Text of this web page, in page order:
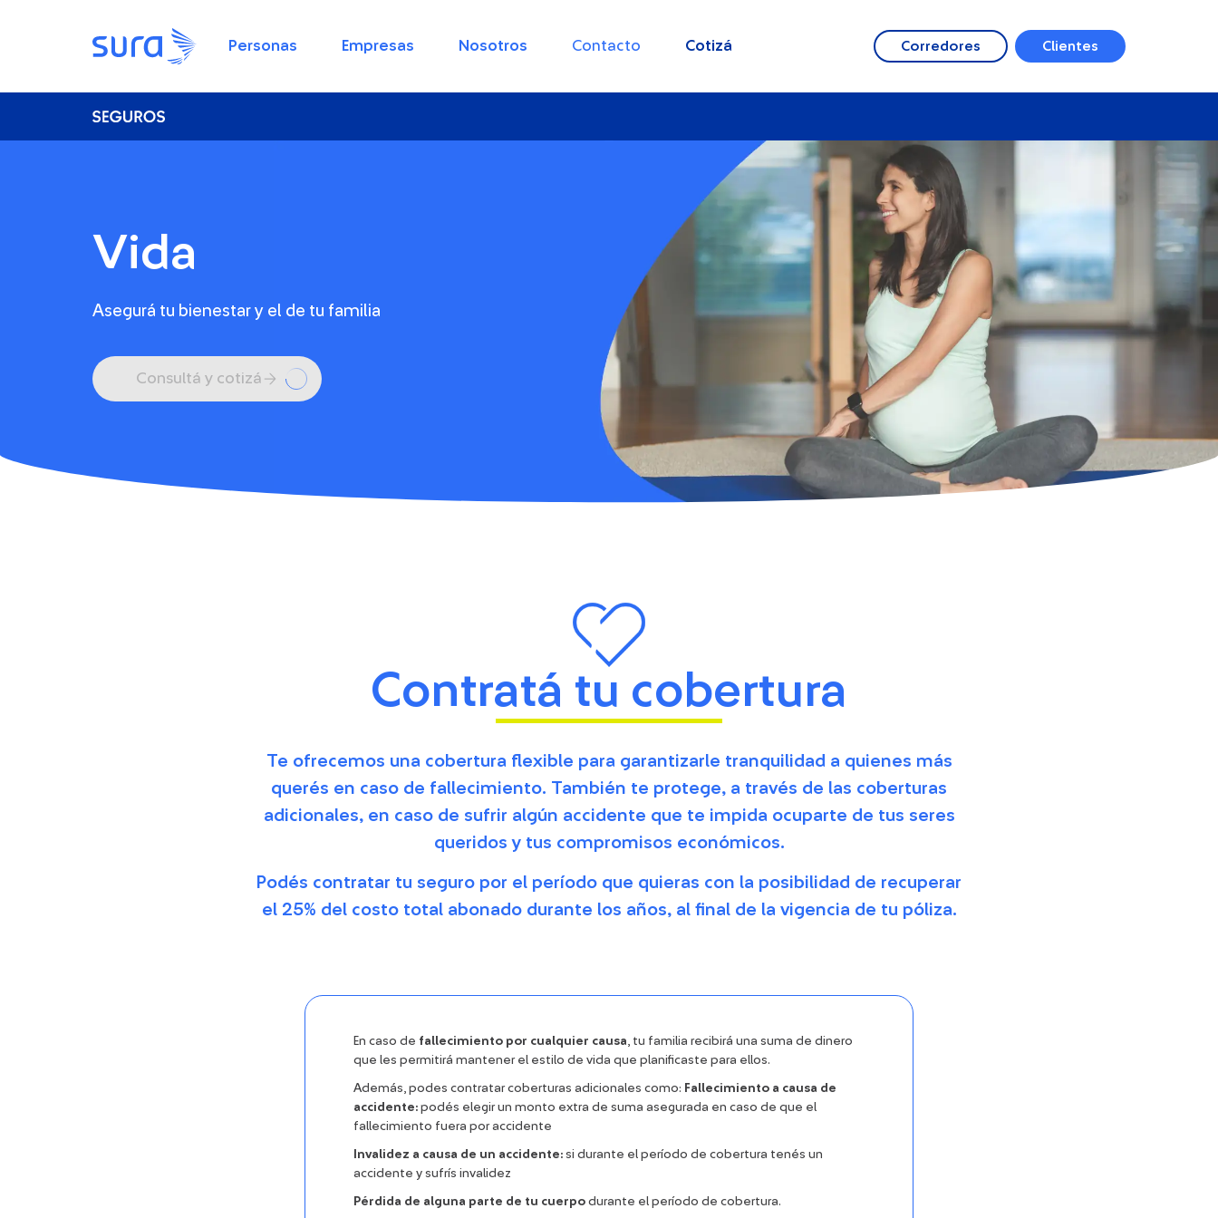
Personas Empresas Nosotros Contacto Cotizá Corredores Clientes
Vida
Asegurá tu bienestar y el de tu familia
Consultá y cotizá
Contratá tu cobertura
Te ofrecemos una cobertura flexible para garantizarle tranquilidad a quienes más
querés en caso de fallecimiento. También te protege, a través de las coberturas
adicionales, en caso de sufrir algún accidente que te impida ocuparte de tus seres
queridos y tus compromisos económicos.
Podés contratar tu seguro por el período que quieras con la posibilidad de recuperar
el 25% del costo total abonado durante los años, al final de la vigencia de tu póliza.
En caso de fallecimiento por cualquier causa , tu familia recibirá una suma de dinero
que les permitirá mantener el estilo de vida que planificaste para ellos.
Además, podes contratar coberturas adicionales como: Fallecimiento a causa de
accidente:podés elegir un monto extra de suma asegurada en caso de que el
fallecimiento fuera por accidente
Invalidez a causa de un accidente:si durante el período de cobertura tenés un
accidente y sufrís invalidez
Pérdida de alguna parte de tu cuerpodurante el período de cobertura.